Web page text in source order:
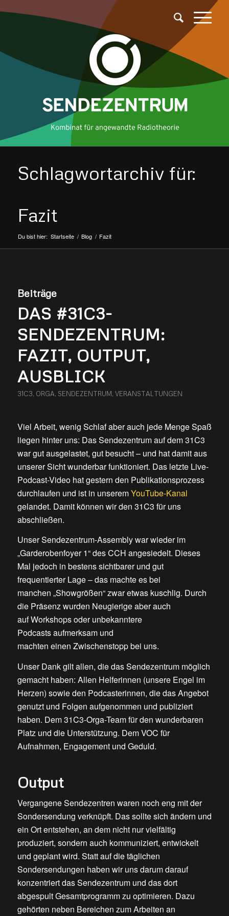
Schlagwortarchiv für:
Fazit
Du bist hier: Startseite / Blog / Fazit
Beiträge
DAS #31C3-
SENDEZENTRUM:
FAZIT, OUTPUT,
AUSBLICK
31C3, ORGA, SENDEZENTRUM, VERANSTALTUNGEN
Viel Arbeit, wenig Schlaf aber auch jede Menge Spaß
liegen hinter uns: Das Sendezentrum auf dem 31C3
war gut ausgelastet, gut besucht – und hat damit aus
unserer Sicht wunderbar funktioniert. Das letzte Live-
Podcast-Video hat gestern den Publikationsprozess
durchlaufen und ist in unseremYouTube-Kanal
gelandet. Damit können wir den 31C3 für uns
abschließen.
Unser Sendezentrum-Assembly war wieder im
„Garderobenfoyer 1“ des CCH angesiedelt. Dieses
Mal jedoch in bestens sichtbarer und gut
frequentierter Lage – das machte es bei
manchen „Showgrößen“ zwar etwas kuschlig. Durch
die Präsenz wurden Neugierige aber auch
auf Workshops oder unbekanntere
Podcasts aufmerksam und
machten einen Zwischenstopp bei uns.
Unser Dank gilt allen, die das Sendezentrum möglich
gemacht haben: Allen Helferinnen (unsere Engel im
Herzen) sowie den Podcasterinnen, die das Angebot
genutzt und Folgen aufgenommen und publiziert
haben. Dem 31C3-Orga-Team für den wunderbaren
Platz und die Unterstützung. Dem VOC für
Aufnahmen, Engagement und Geduld.
Output
Vergangene Sendezentren waren noch eng mit der
Sondersendung verknüpft. Das sollte sich ändern und
ein Ort entstehen, an dem nicht nur vielfältig
produziert, sondern auch kommuniziert, entwickelt
und geplant wird. Statt auf die täglichen
Sondersendungen haben wir uns darum darauf
konzentriert das Sendezentrum und das dort
abgespult Gesamtprogramm zu optimieren. Dazu
gehörten neben Bereichen zum Arbeiten an